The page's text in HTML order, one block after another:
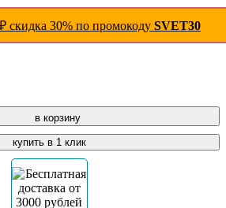
скидка 30% по промокоду SVET30
в корзину
купить в 1 клик